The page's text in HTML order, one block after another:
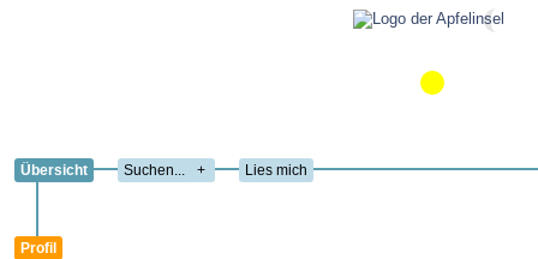
Übersicht + Lies mich
Profil